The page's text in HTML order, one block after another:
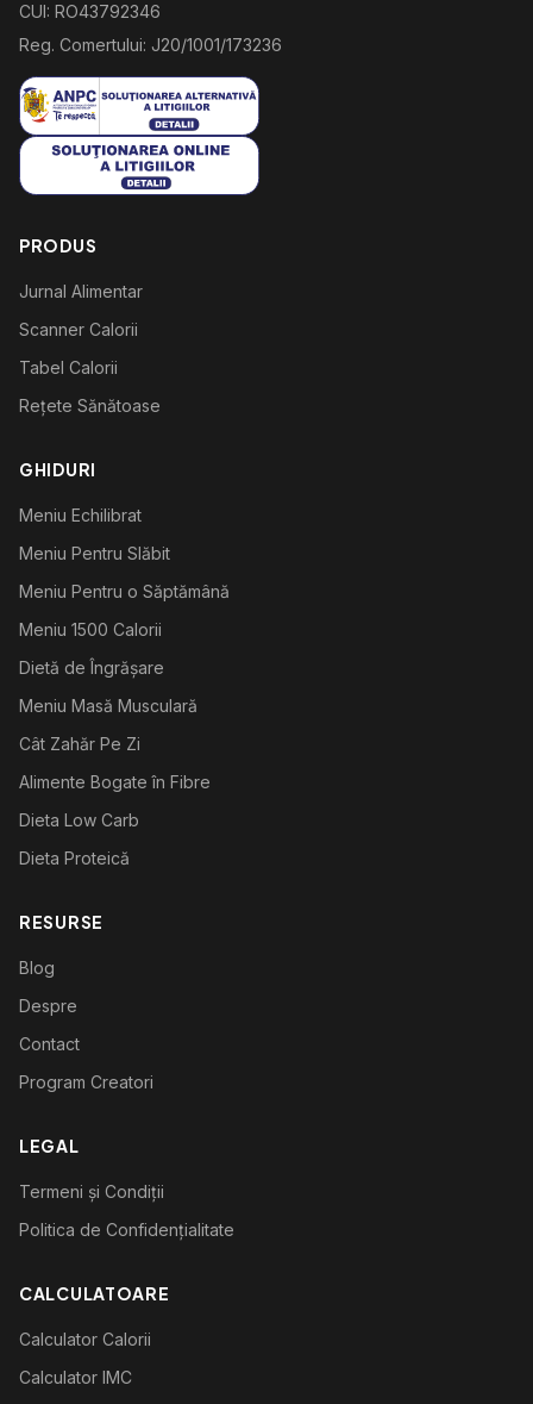
CUI: RO43792346
Reg. Comertului: J20/1001/173236
PRODUS
Jurnal Alimentar
Scanner Calorii
Tabel Calorii
Rețete Sănătoase
GHIDURI
Meniu Echilibrat
Meniu Pentru Slăbit
Meniu Pentru o Săptămână
Meniu 1500 Calorii
Dietă de Îngrășare
Meniu Masă Musculară
Cât Zahăr Pe Zi
Alimente Bogate în Fibre
Dieta Low Carb
Dieta Proteică
RESURSE
Blog
Despre
Contact
Program Creatori
LEGAL
Termeni și Condiții
Politica de Confidențialitate
CALCULATOARE
Calculator Calorii
Calculator IMC